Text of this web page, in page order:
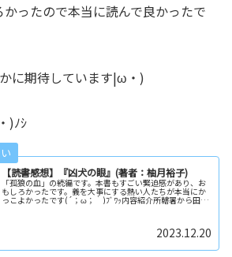
ったので本当に読んで良かったで
に期待しています|ω・)
)ﾉｼ
【読書感想】『凶犬の眼』(著者：柚月裕子)
「孤狼の血」の続編です。本書もすごい緊迫感があり、お
もしろかったです。義を大事にする熱い人たちが本当にか
っこよかったです(´；ω；｀)ﾌﾞﾜｯ内容紹介所轄署から田舎
の駐在所に異動となった日岡秀一は、穏やかな毎日に虚し
2023.12.20